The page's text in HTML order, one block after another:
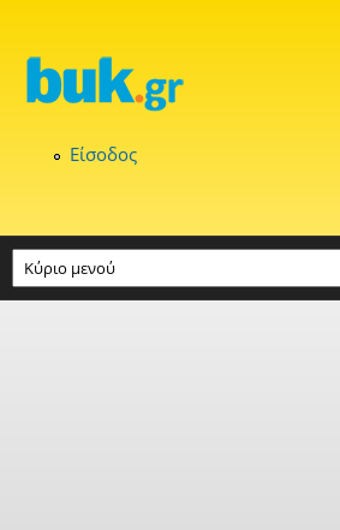
Είσοδος